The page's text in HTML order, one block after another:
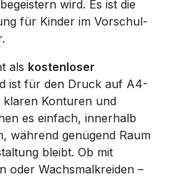
wird. Es ist die
für Kinder im Vorschul-
als kostenloser
ist für den Druck auf A4-
klaren Konturen und
es einfach, innerhalb
während genügend Raum
bleibt. Ob mit
oder Wachsmalkreiden –